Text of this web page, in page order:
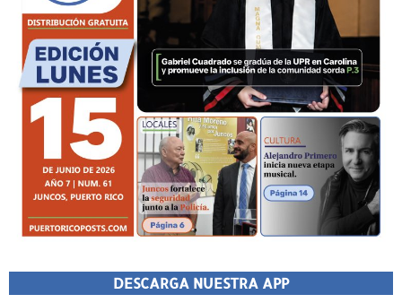
DESCARGA NUESTRA APP